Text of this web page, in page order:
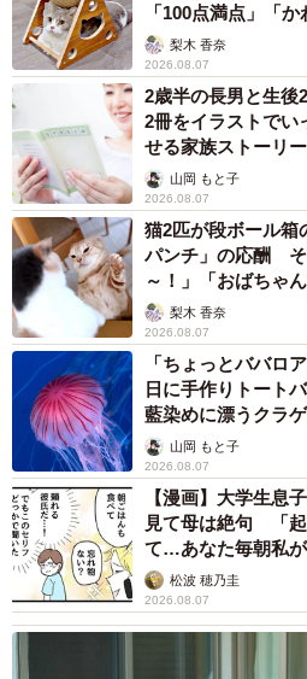
厳しい冬を越して無事だったタロ
は、外猫を複数匹飼っており、
入りしたため、食いっぱぐれは
無事保護されて帰ってきたタロスケくん
か？
はとさんは言う。「今は帰って
戒しているようですが、キャッ
「100点満点」「
梨木 香奈
2026.08.07
2歳半の長男と生
2冊をイラストで
せる家族ストーリ
山岡 もと子
2026.08.07
猫2匹が段ボール箱
パンチ」の応酬 そ
～！」「おばちゃ
梨木 香奈
2026.08.07
「ちょっとババロ
日に手作りトー
藍染めに漂うクラ
ごい」山岡 もと子
2026.08.07
【漫画】大学生息
見て母は絶句 「
て…あなた毎朝私
松波 穂乃圭
2026.08.07